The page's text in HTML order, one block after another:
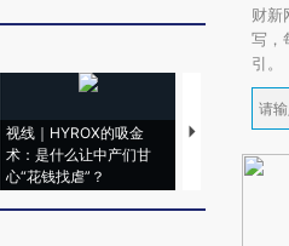
视线｜HYROX的吸金
术：是什么让中产们甘
心“花钱找虐”？
马航飞行员跨
粒摇头丸 尿
财新
写，
引。